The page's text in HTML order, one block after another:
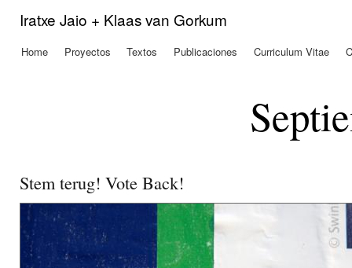
Iratxe Jaio + Klaas van Gorkum
Menú principal
Home Proyectos Textos Publicaciones Curriculum Vitae
Stem terug! Vote Back!